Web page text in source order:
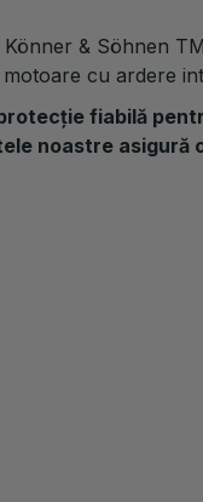
& Söhnen
cu ardere
fiabilă
noastre asigură